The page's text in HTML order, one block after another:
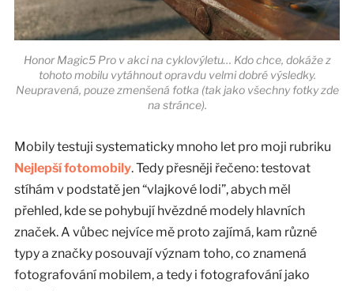
Honor Magic5 Pro v akci na cyklovýletu… Kdo chce, dokáže z
tohoto mobilu vytáhnout opravdu velmi dobré výsledky.
Neupravená, pouze zmenšená fotka (tak jako všechny fotky zde
na stránce).
Mobily testuji systematicky mnoho let pro moji rubriku
Nejlepší fotomobily. Tedy přesněji řečeno: testovat
stíhám v podstatě jen “vlajkové lodi”, abych měl
přehled, kde se pohybují hvězdné modely hlavních
značek. A vůbec nejvíce mě proto zajímá, kam různé
typy a značky posouvají význam toho, co znamená
fotografování mobilem, a tedy i fotografování jako